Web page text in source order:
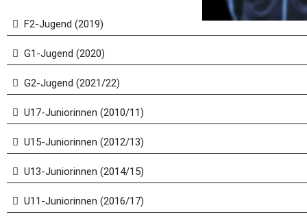
F2-Jugend (2019)
G1-Jugend (2020)
G2-Jugend (2021/22)
U17-Juniorinnen (2010/11)
U15-Juniorinnen (2012/13)
U13-Juniorinnen (2014/15)
U11-Juniorinnen (2016/17)